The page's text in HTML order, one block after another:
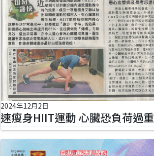
2024年12月2日
速瘦身HIIT運動 心臟恐負荷過重